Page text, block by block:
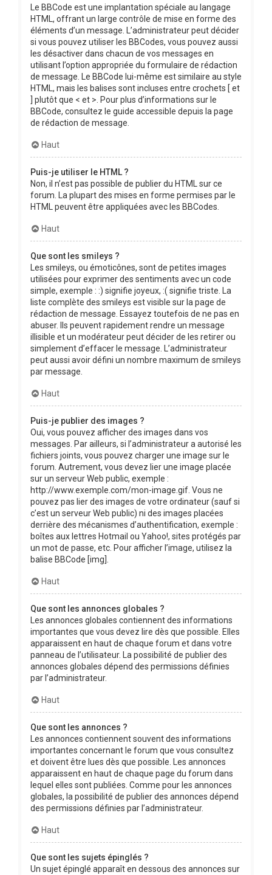
Le BBCode est une implantation spéciale au langage
HTML, offrant un large contrôle de mise en forme des
éléments d’un message. L’administrateur peut décider
si vous pouvez utiliser les BBCodes, vous pouvez aussi
les désactiver dans chacun de vos messages en
utilisant l’option appropriée du formulaire de rédaction
de message. Le BBCode lui-même est similaire au style
HTML, mais les balises sont incluses entre crochets [ et
] plutôt que < et >. Pour plus d’informations sur le
BBCode, consultez le guide accessible depuis la page
de rédaction de message.
Haut
Puis-je utiliser le HTML ?
Non, il n’est pas possible de publier du HTML sur ce
forum. La plupart des mises en forme permises par le
HTML peuvent être appliquées avec les BBCodes.
Haut
Que sont les smileys ?
Les smileys, ou émoticônes, sont de petites images
utilisées pour exprimer des sentiments avec un code
simple, exemple : :) signifie joyeux, :( signifie triste. La
liste complète des smileys est visible sur la page de
rédaction de message. Essayez toutefois de ne pas en
abuser. Ils peuvent rapidement rendre un message
illisible et un modérateur peut décider de les retirer ou
simplement d’effacer le message. L’administrateur
peut aussi avoir défini un nombre maximum de smileys
par message.
Haut
Puis-je publier des images ?
Oui, vous pouvez afficher des images dans vos
messages. Par ailleurs, si l’administrateur a autorisé les
fichiers joints, vous pouvez charger une image sur le
forum. Autrement, vous devez lier une image placée
sur un serveur Web public, exemple :
http://www.exemple.com/mon-image.gif. Vous ne
pouvez pas lier des images de votre ordinateur (sauf si
c’est un serveur Web public) ni des images placées
derrière des mécanismes d’authentification, exemple :
boîtes aux lettres Hotmail ou Yahoo!, sites protégés par
un mot de passe, etc. Pour afficher l’image, utilisez la
balise BBCode [img].
Haut
Que sont les annonces globales ?
Les annonces globales contiennent des informations
importantes que vous devez lire dès que possible. Elles
apparaissent en haut de chaque forum et dans votre
panneau de l’utilisateur. La possibilité de publier des
annonces globales dépend des permissions définies
par l’administrateur.
Haut
Que sont les annonces ?
Les annonces contiennent souvent des informations
importantes concernant le forum que vous consultez
et doivent être lues dès que possible. Les annonces
apparaissent en haut de chaque page du forum dans
lequel elles sont publiées. Comme pour les annonces
globales, la possibilité de publier des annonces dépend
des permissions définies par l’administrateur.
Haut
Que sont les sujets épinglés ?
Un sujet épinglé apparaît en dessous des annonces sur